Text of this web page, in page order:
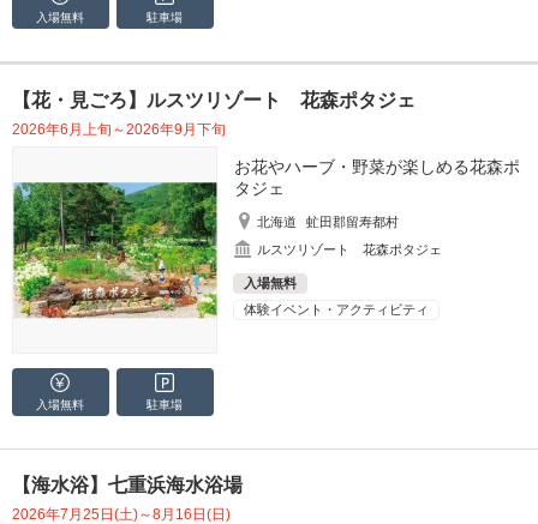
入場無料 駐車場
【花・見ごろ】ルスツリゾート 花森ポタジェ
2026年6月上旬～2026年9月下旬
お花やハーブ・野菜が楽しめる花森ポ
タジェ
北海道
虻田郡留寿都村
ルスツリゾート 花森ポタジェ
入場無料
体験イベント・アクティビティ
入場無料 駐車場
【海水浴】七重浜海水浴場
2026年7月25日(土)～8月16日(日)